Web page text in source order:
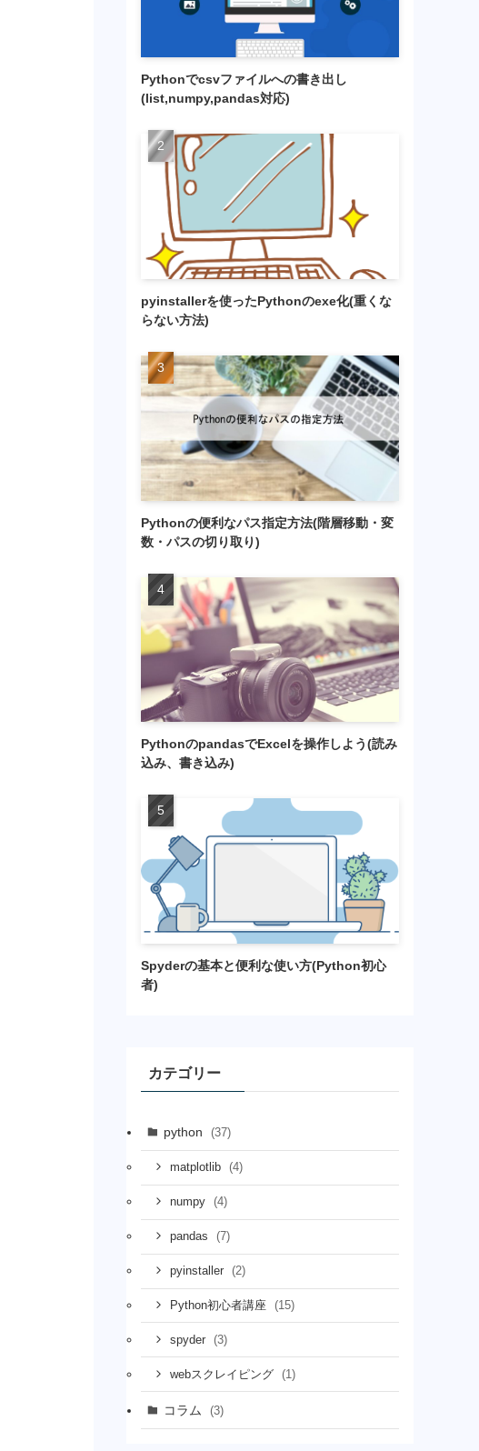
Pythonでcsvファイルへの書き出し
(list,numpy,pandas対応)
pyinstallerを使ったPythonのexe化(重くな
らない方法)
Pythonの便利なパス指定方法(階層移動・変
数・パスの切り取り)
PythonのpandasでExcelを操作しよう(読み
込み、書き込み)
Spyderの基本と便利な使い方(Python初心
者)
カテゴリー
python (37)
matplotlib (4)
numpy (4)
pandas (7)
pyinstaller (2)
Python初心者講座 (15)
spyder (3)
webスクレイピング (1)
コラム (3)